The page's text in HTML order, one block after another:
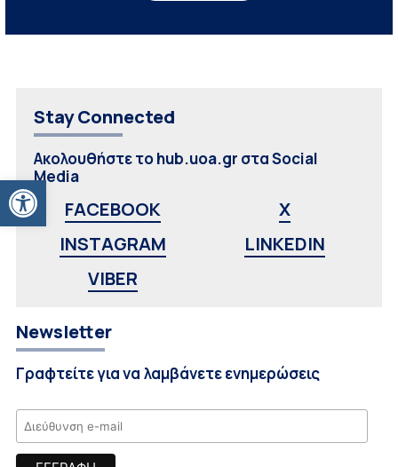
Ανοίξτε τη γραμμή εργαλείων
Stay Connected
Ακολουθήστε το hub.uoa.gr στα Social
Media
FACEBOOK
X
INSTAGRAM
LINKEDIN
VIBER
Newsletter
Γραφτείτε για να λαμβάνετε ενημερώσεις